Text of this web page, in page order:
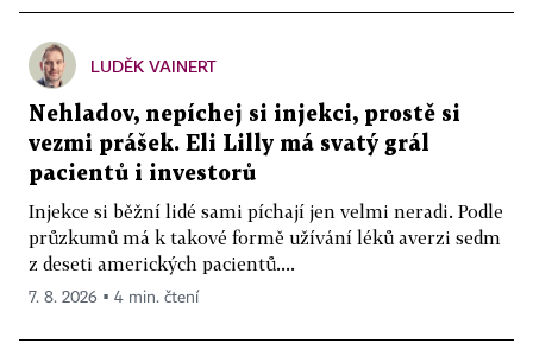
LUDĚK VAINERT
Nehladov, nepíchej si injekci, prostě si
vezmi prášek. Eli Lilly má svatý grál
pacientů i investorů
Injekce si běžní lidé sami píchají jen velmi neradi. Podle
průzkumů má k takové formě užívání léků averzi sedm
z deseti amerických pacientů....
7. 8. 2026 ▪ 4 min. čtení